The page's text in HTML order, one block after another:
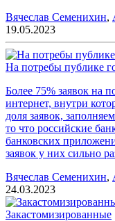
Вячеслав Семенихин,
19.05.2023
На потребы публике
Более 75% заявок на
интернет, внутри
доля заявок,
то что российские
банковских
заявок у них сильно
Вячеслав Семенихин,
24.03.2023
Закастомизированные